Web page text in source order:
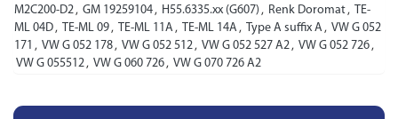
M2C200-D2, GM 19259104, H55.6335.xx (G607) , Renk Doromat, TE-
ML 04D, TE-ML 09, TE-ML 11A , TE-ML 14A , Type A suffix A , VW G 052
171 , VW G 052 178, VW G 052 512, VW G 052 527 A2, VW G 052 726,
VW G 055512, VW G 060 726, VW G 070 726 A2